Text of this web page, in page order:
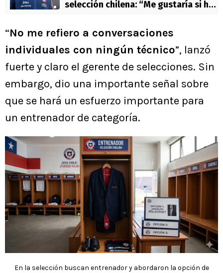
selección chilena: “Me gustaría si hay
“No me refiero a conversaciones
individuales con ningún técnico”, lanzó
fuerte y claro el gerente de selecciones. Sin
embargo, dio una importante señal sobre
que se hará un esfuerzo importante para
un entrenador de categoría.
En la selección buscan entrenador y abordaron la opción de